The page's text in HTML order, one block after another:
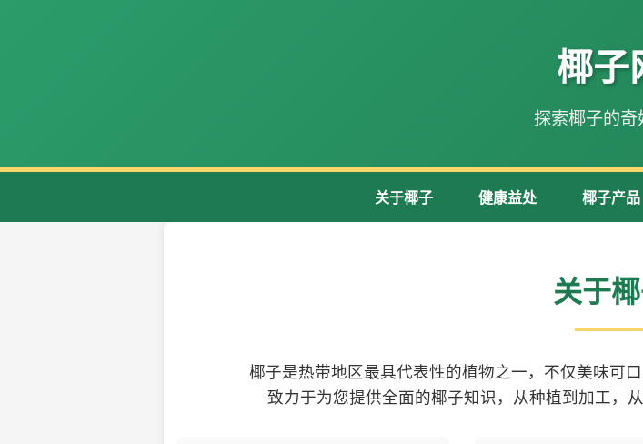
椰子
探索椰子的奇
关于椰子 健康益处 椰子产品
关于
椰子是热带地区最具代表性的植物之一，不仅美味可
致力于为您提供全面的椰子知识，从种植到加工，